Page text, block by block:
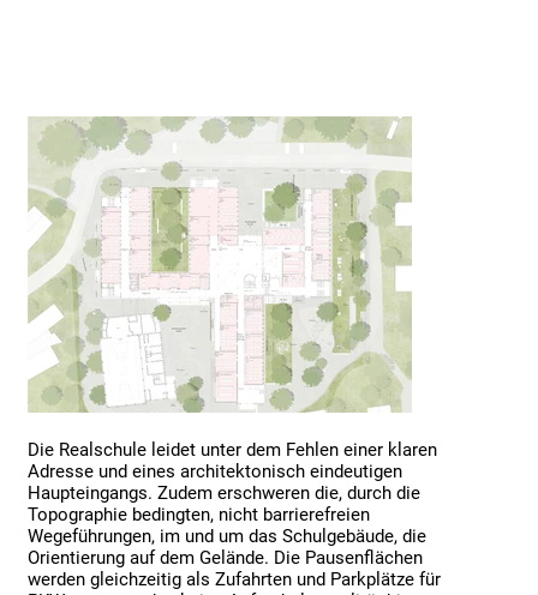
Die Realschule leidet unter dem Fehlen einer klaren
Adresse und eines architektonisch eindeutigen
Haupteingangs. Zudem erschweren die, durch die
Topographie bedingten, nicht barrierefreien
Wegeführungen, im und um das Schulgebäude, die
Orientierung auf dem Gelände. Die Pausenflächen
werden gleichzeitig als Zufahrten und Parkplätze für